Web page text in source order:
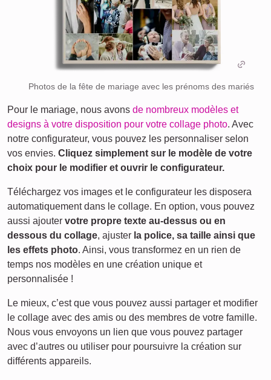
Photos de la fête de mariage avec les prénoms des mariés
Pour le mariage, nous avons de nombreux modèles et
designs à votre disposition pour votre collage photo. Avec
notre configurateur, vous pouvez les personnaliser selon
vos envies. Cliquez simplement sur le modèle de votre
choix pour le modifier et ouvrir le configurateur.
Téléchargez vos images et le configurateur les disposera
automatiquement dans le collage. En option, vous pouvez
aussi ajouter votre propre texte au-dessus ou en
dessous du collage, ajuster la police, sa taille ainsi que
les effets photo. Ainsi, vous transformez en un rien de
temps nos modèles en une création unique et
personnalisée !
Le mieux, c’est que vous pouvez aussi partager et modifier
le collage avec des amis ou des membres de votre famille.
Nous vous envoyons un lien que vous pouvez partager
avec d’autres ou utiliser pour poursuivre la création sur
différents appareils.